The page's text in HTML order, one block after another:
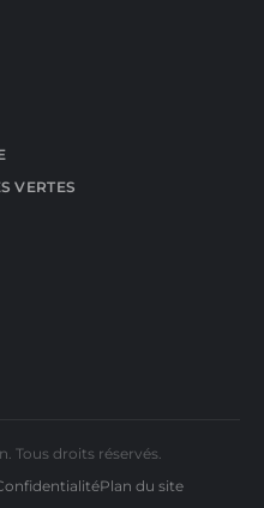
VERTES
Tous droits réservés.
Plan du site